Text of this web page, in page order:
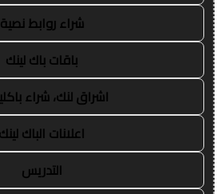
شراء روابط نصية
باقات باك لينك
اشراق لنك، شراء
اعلانات الباك لينك
التدريس